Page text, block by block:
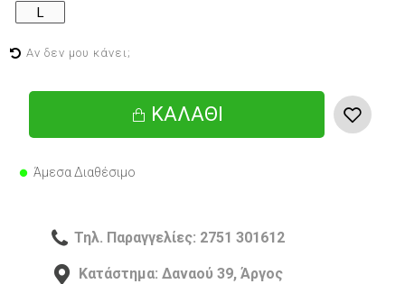
L
ΚΑΛΆΘΙ
Αν δεν μου κάνει;
Άμεσα Διαθέσιμο
Τηλ. Παραγγελίες: 2751 301612
Κατάστημα: Δαναού 39, Άργος